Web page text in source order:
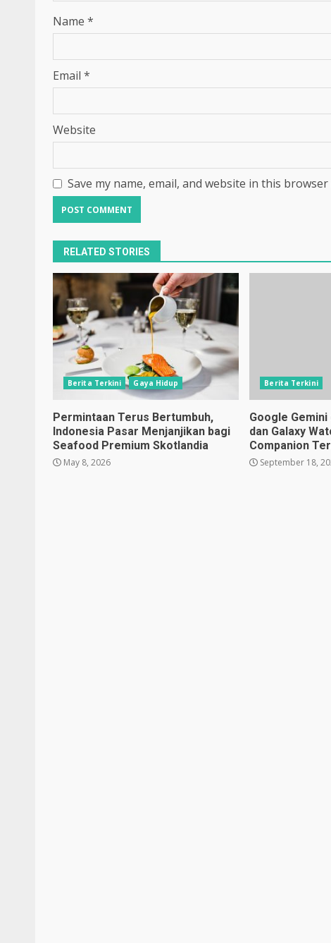
Name *
Email *
Website
Save my name, email, and website in this
RELATED STORIES
Berita Terkini Gaya Hidup
Permintaan Terus Bertumbuh,
Indonesia Pasar Menjanjikan bagi
Seafood Premium Skotlandia
May 8, 2026
Berita Terkini
Google Gemini
dan Galaxy
Companion
September 18,